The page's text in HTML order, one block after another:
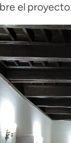
el proyecto